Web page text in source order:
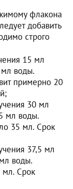
флакона
добавить
строго
15 мл
воды.
примерно 20
30 мл
мл воды.
35 мл. Срок
37,5 мл
воды.
Срок